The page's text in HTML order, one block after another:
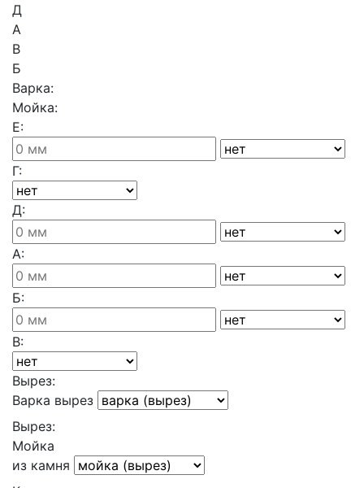
Д
А
В
Б
Варка:
Мойка:
Е:
Г:
Д:
А:
Б:
В:
Вырез:
Варка вырез
Вырез:
Мойка
из камня